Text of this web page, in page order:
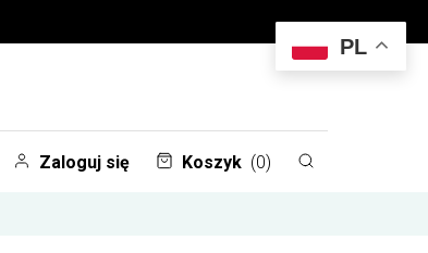
Zaloguj się Koszyk (0)
PL